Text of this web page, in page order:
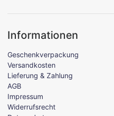
Informationen
Geschenkverpackung
Versandkosten
Lieferung & Zahlung
AGB
Impressum
Widerrufsrecht